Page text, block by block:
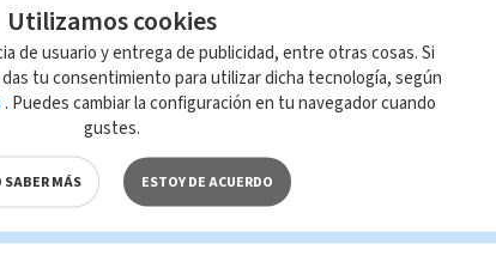
2008,los hospitales San
los que quedaron
hasta el 2012.
logro, ya quese pudo
Utilizamos cookies
de usuario y entrega de publicidad, entre otras cosas. Si
tu consentimiento para utilizar dicha tecnología, según
. Puedes cambiar la configuración en tu navegador cuando
gustes.
SABER MÁS ESTOY DE ACUERDO